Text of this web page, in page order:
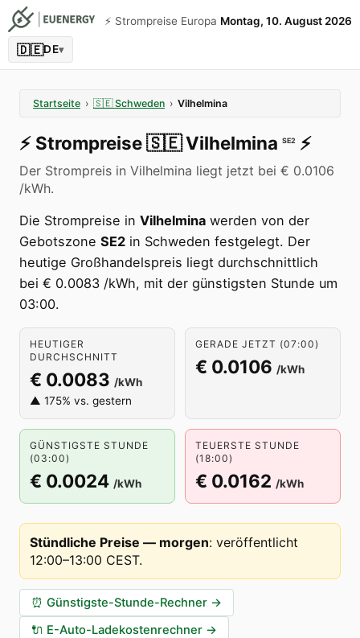
⚡️ Strompreise Europa Montag, 10. August 2026
🇩🇪DE▾
Startseite › 🇸🇪 Schweden › Vilhelmina
⚡️ Strompreise🇸🇪Vilhelmina SE2 ⚡️
Der Strompreis in Vilhelmina liegt jetzt bei € 0.0106
/kWh.
Die Strompreise in Vilhelmina werden von der
Gebotszone SE2 in Schweden festgelegt. Der
heutige Großhandelspreis liegt durchschnittlich
bei € 0.0083 /kWh, mit der günstigsten Stunde um
03:00.
HEUTIGER
DURCHSCHNITT
€ 0.0083 /kWh
▲ 175% vs. gestern
GERADE JETZT (07:00)
€ 0.0106 /kWh
GÜNSTIGSTE STUNDE
(03:00)
€ 0.0024 /kWh
TEUERSTE STUNDE
(18:00)
€ 0.0162 /kWh
Stündliche Preise — morgen: veröffentlicht
12:00–13:00 CEST.
⏰ Günstigste-Stunde-Rechner →
🔌 E-Auto-Ladekostenrechner →